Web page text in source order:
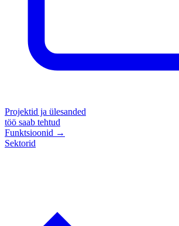
Projektid ja ülesanded
töö saab tehtud
Funktsioonid →
Sektorid